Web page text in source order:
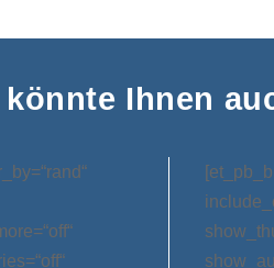
könnte Ihnen